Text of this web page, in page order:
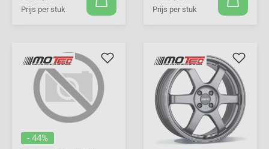
Prijs per stuk Prijs per stuk
- 44%